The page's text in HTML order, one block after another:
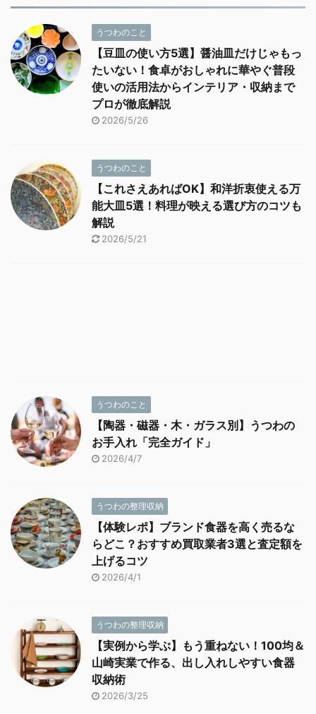
うつわのこと
【豆皿の使い方5選】醤油皿だけじゃもっ
たいない！食卓がおしゃれに華やぐ普段
使いの活用法からインテリア・収納まで
プロが徹底解説
2026/5/26
うつわのこと
【これさえあればOK】和洋折衷使える万
能大皿5選！料理が映える選び方のコツも
解説
2026/5/21
うつわのこと
【陶器・磁器・木・ガラス別】うつわの
お手入れ「完全ガイド」
2026/4/7
うつわの整理収納
【体験レポ】ブランド食器を高く売るな
らどこ？おすすめ買取業者3選と査定額を
上げるコツ
2026/4/1
うつわの整理収納
【実例から学ぶ】もう重ねない！100均＆
山崎実業で作る、出し入れしやすい食器
収納術
2026/3/25